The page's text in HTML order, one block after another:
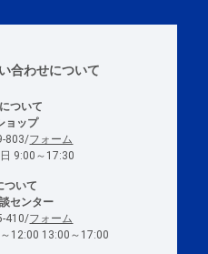
合わせについて
ついて
ョップ
803/フォーム
9:00～17:30
ついて
センター
410/フォーム
12:00 13:00～17:00